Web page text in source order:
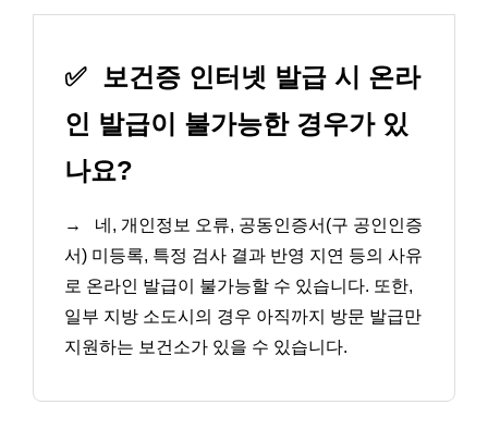
✅ 보건증 인터넷 발급 시 온라
인 발급이 불가능한 경우가 있
나요?
→
네, 개인정보 오류, 공동인증서(구 공인인증
서) 미등록, 특정 검사 결과 반영 지연 등의 사유
로 온라인 발급이 불가능할 수 있습니다. 또한,
일부 지방 소도시의 경우 아직까지 방문 발급만
지원하는 보건소가 있을 수 있습니다.